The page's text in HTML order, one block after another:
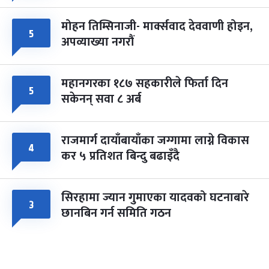
५ मोहन तिम्सिनाजी- मार्क्सवाद देववाणी होइन,
अपव्याख्या नगरौं
५ महानगरका १८७ सहकारीले फिर्ता दिन
सकेनन् सवा ८ अर्ब
४ राजमार्ग दायाँबायाँका जग्गामा लाग्ने विकास
कर ५ प्रतिशत बिन्दु बढाइँदै
३ सिरहामा ज्यान गुमाएका यादवको घटनाबारे
छानबिन गर्न समिति गठन